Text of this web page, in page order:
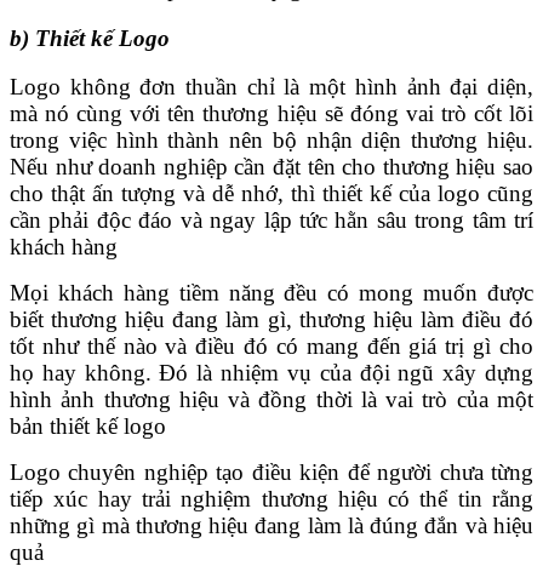
b) Thiết kế Logo
Logo không đơn thuần chỉ là một hình ảnh đại diện,
mà nó cùng với tên thương hiệu sẽ đóng vai trò cốt lõi
trong việc hình thành nên bộ nhận diện thương hiệu.
Nếu như doanh nghiệp cần đặt tên cho thương hiệu sao
cho thật ấn tượng và dễ nhớ, thì thiết kế của logo cũng
cần phải độc đáo và ngay lập tức hằn sâu trong tâm trí
khách hàng
Mọi khách hàng tiềm năng đều có mong muốn được
biết thương hiệu đang làm gì, thương hiệu làm điều đó
tốt như thế nào và điều đó có mang đến giá trị gì cho
họ hay không. Đó là nhiệm vụ của đội ngũ xây dựng
hình ảnh thương hiệu và đồng thời là vai trò của một
bản thiết kế logo
Logo chuyên nghiệp tạo điều kiện để người chưa từng
tiếp xúc hay trải nghiệm thương hiệu có thể tin rằng
những gì mà thương hiệu đang làm là đúng đắn và hiệu
quả